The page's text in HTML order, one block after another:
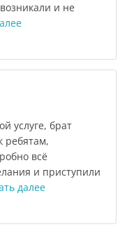
и не
услуге, брат
ребятам,
всё
и приступили
далее